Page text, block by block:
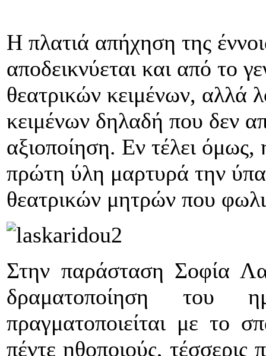
Η πλατιά απήχηση της
αποδεικνύεται και από το
θεατρικών κειμένων, αλλά
κειμένων δηλαδή που δεν
αξιοποίηση. Εν τέλει
πρώτη ύλη μαρτυρά την
θεατρικών μητρών που
Στην παράσταση Σοφία
δραματοποίηση του
πραγματοποιείται με το
πέντε ηθοποιούς,